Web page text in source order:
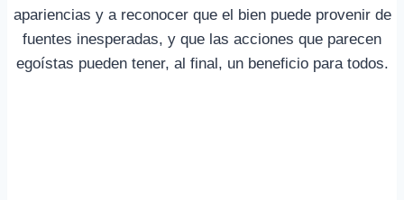
apariencias y a reconocer que el bien puede provenir de
fuentes inesperadas, y que las acciones que parecen
egoístas pueden tener, al final, un beneficio para todos.